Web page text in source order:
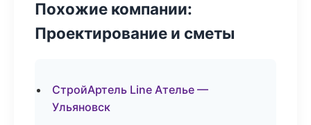
Похожие компании:
Проектирование и сметы
СтройАртель Line Ателье —
Ульяновск